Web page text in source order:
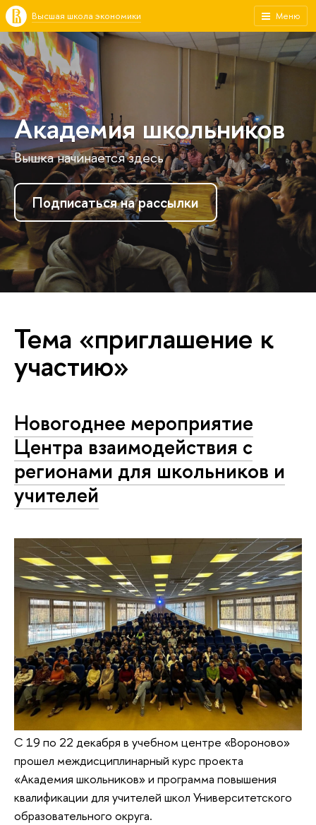
Меню
Высшая школа экономики
Академия школьников
Вышка начинается здесь
Подписаться на рассылки
Тема «приглашение к
участию»
Новогоднее мероприятие
Центра взаимодействия с
регионами для школьников и
учителей
С 19 по 22 декабря в учебном центре «Вороново»
прошел междисциплинарный курс проекта
«Академия школьников» и программа повышения
квалификации для учителей школ Университетского
образовательного округа.